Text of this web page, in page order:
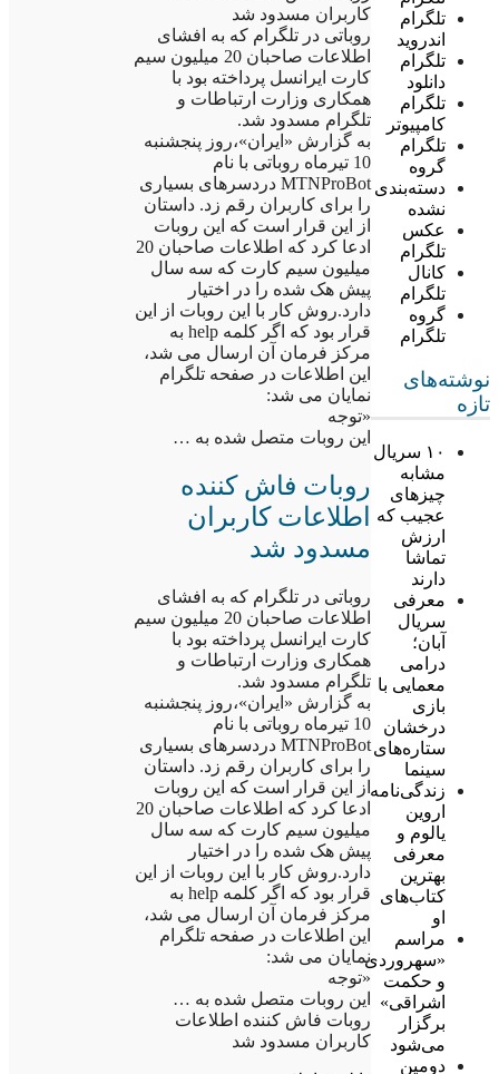
تلگرام
اندروید
تلگرام
دانلود
تلگرام
کامپیوتر
تلگرام
گروه
دسته‌بندی
نشده
عکس
تلگرام
کانال
تلگرام
گروه
تلگرام
نوشته‌های
تازه
۱۰ سریال
مشابه
چیزهای
عجیب که
ارزش
تماشا
دارند
معرفی
سریال
آبان؛
درامی
معمایی با
بازی
درخشان
ستاره‌های
سینما
زندگی‌نامه
اروین
یالوم و
معرفی
بهترین
کتاب‌های
او
مراسم
«سهروردی
و حکمت
اشراقی»
برگزار
می‌شود
دومین
کاربران مسدود شد
روباتی در تلگرام که به افشای
اطلاعات صاحبان 20 میلیون سیم
کارت ایرانسل پرداخته بود با
همکاری وزارت ارتباطات و
تلگرام مسدود شد.
به گزارش «ایران»،روز پنجشنبه
10 تیرماه روباتی با نام
MTNProBot دردسرهای بسیاری
را برای کاربران رقم زد. داستان
از این قرار است که این روبات
ادعا کرد که اطلاعات صاحبان 20
میلیون سیم کارت که سه سال
پیش هک شده را در اختیار
دارد.روش کار با این روبات از این
قرار بود که اگر کلمه help به
مرکز فرمان آن ارسال می شد،
این اطلاعات در صفحه تلگرام
نمایان می شد:
«توجه
این روبات متصل شده به …
روبات فاش کننده
اطلاعات کاربران
مسدود شد
روباتی در تلگرام که به افشای
اطلاعات صاحبان 20 میلیون سیم
کارت ایرانسل پرداخته بود با
همکاری وزارت ارتباطات و
تلگرام مسدود شد.
به گزارش «ایران»،روز پنجشنبه
10 تیرماه روباتی با نام
MTNProBot دردسرهای بسیاری
را برای کاربران رقم زد. داستان
از این قرار است که این روبات
ادعا کرد که اطلاعات صاحبان 20
میلیون سیم کارت که سه سال
پیش هک شده را در اختیار
دارد.روش کار با این روبات از این
قرار بود که اگر کلمه help به
مرکز فرمان آن ارسال می شد،
این اطلاعات در صفحه تلگرام
نمایان می شد:
«توجه
این روبات متصل شده به …
روبات فاش کننده اطلاعات
کاربران مسدود شد